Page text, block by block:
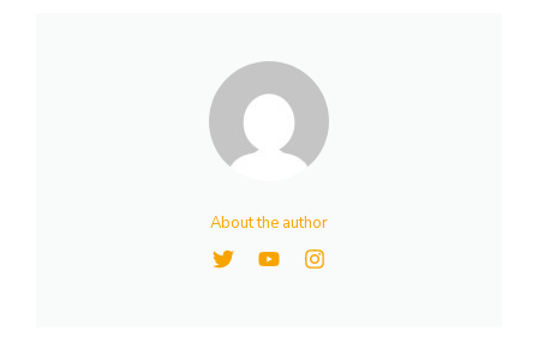
About the author